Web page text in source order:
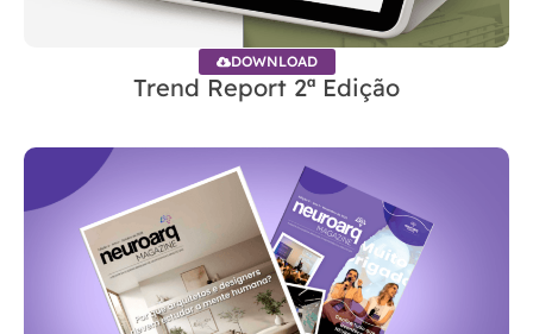
DOWNLOAD
Trend Report 2ª Edição